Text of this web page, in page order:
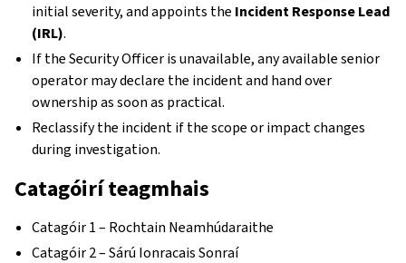
initial severity, and appoints the Incident Response Lead
(IRL).
If the Security Officer is unavailable, any available senior
operator may declare the incident and hand over
ownership as soon as practical.
Reclassify the incident if the scope or impact changes
during investigation.
Catagóirí teagmhais
Catagóir 1 – Rochtain Neamhúdaraithe
Catagóir 2 – Sárú Ionracais Sonraí